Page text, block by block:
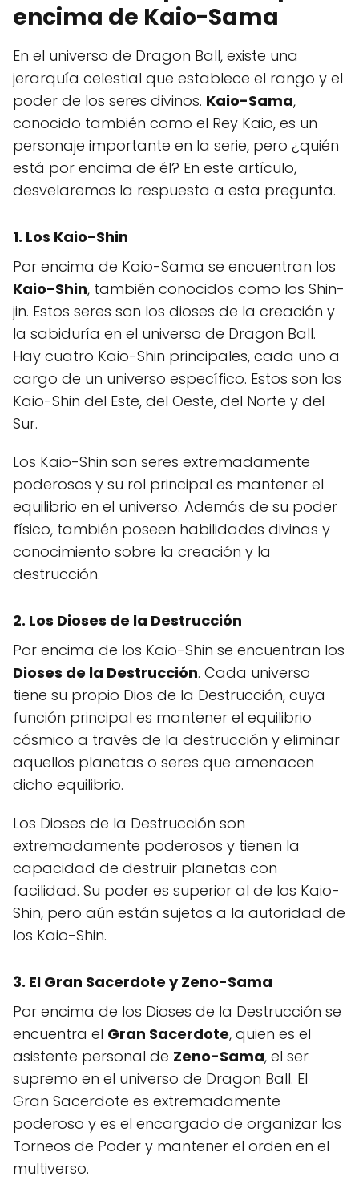
encima de Kaio-Sama
En el universo de Dragon Ball, existe una
jerarquía celestial que establece el rango y el
poder de los seres divinos. Kaio-Sama,
conocido también como el Rey Kaio, es un
personaje importante en la serie, pero ¿quién
está por encima de él? En este artículo,
desvelaremos la respuesta a esta pregunta.
1. Los Kaio-Shin
Por encima de Kaio-Sama se encuentran los
Kaio-Shin, también conocidos como los Shin-
jin. Estos seres son los dioses de la creación y
la sabiduría en el universo de Dragon Ball.
Hay cuatro Kaio-Shin principales, cada uno a
cargo de un universo específico. Estos son los
Kaio-Shin del Este, del Oeste, del Norte y del
Sur.
Los Kaio-Shin son seres extremadamente
poderosos y su rol principal es mantener el
equilibrio en el universo. Además de su poder
físico, también poseen habilidades divinas y
conocimiento sobre la creación y la
destrucción.
2. Los Dioses de la Destrucción
Por encima de los Kaio-Shin se encuentran los
Dioses de la Destrucción. Cada universo
tiene su propio Dios de la Destrucción, cuya
función principal es mantener el equilibrio
cósmico a través de la destrucción y eliminar
aquellos planetas o seres que amenacen
dicho equilibrio.
Los Dioses de la Destrucción son
extremadamente poderosos y tienen la
capacidad de destruir planetas con
facilidad. Su poder es superior al de los Kaio-
Shin, pero aún están sujetos a la autoridad de
los Kaio-Shin.
3. El Gran Sacerdote y Zeno-Sama
Por encima de los Dioses de la Destrucción se
encuentra el Gran Sacerdote, quien es el
asistente personal de Zeno-Sama, el ser
supremo en el universo de Dragon Ball. El
Gran Sacerdote es extremadamente
poderoso y es el encargado de organizar los
Torneos de Poder y mantener el orden en el
multiverso.